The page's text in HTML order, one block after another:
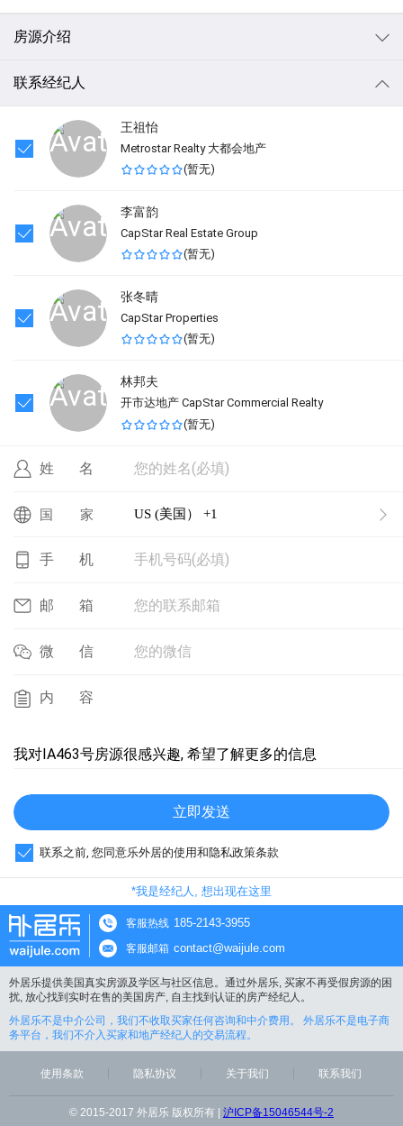
房源介绍
floors on main level and upstairs bedrooms rooms, separate dining
Close to park and Marc train station. This home has off street parking
for two cars. Shown by appointment only. HMS Home Warranty
Included
Listing Agent Info
联系经纪人
王祖怡
Metrostar Realty 大都会地产
(暂无)
李富韵
CapStar ​Real Estate Group ​
(暂无)
张冬晴
CapStar Properties
(暂无)
林邦夫
开市达地产 CapStar Commercial Realty
(暂无)
姓名 您的姓名(必填)
国家 US (美国） +1
手机 手机号码(必填)
邮箱 您的联系邮箱
微信 您的微信
内容
我对IA463号房源很感兴趣, 希望了解更多的信息
立即发送
联系之前, 您同意乐外居的使用和隐私政策条款
*我是经纪人, 想出现在这里
客服热线 185-2143-3955
客服邮箱 contact@waijule.com
外居乐提供美国真实房源及学区与社区信息。通过外居乐, 买家不再受假房源的困
扰, 放心找到实时在售的美国房产, 自主找到认证的房产经纪人。
外居乐不是中介公司，我们不收取买家任何咨询和中介费用。 外居乐不是电子商
务平台，我们不介入买家和地产经纪人的交易流程。
使用条款 隐私协议 关于我们 联系我们
© 2015-2017 外居乐 版权所有 | 沪ICP备15046544号-2